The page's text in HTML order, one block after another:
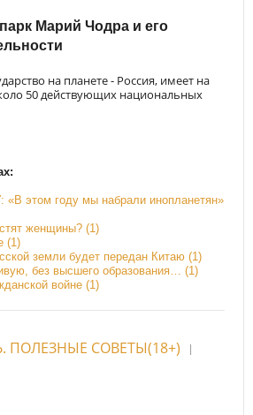
Марий Чодра и его
на планете - Россия, имеет на
50 действующих национальных
этом году мы набрали инопланетян»
женщины? (1)
(1)
земли будет передан Китаю (1)
без высшего образования… (1)
войне (1)
ПОЛЕЗНЫЕ СОВЕТЫ(18+)
|